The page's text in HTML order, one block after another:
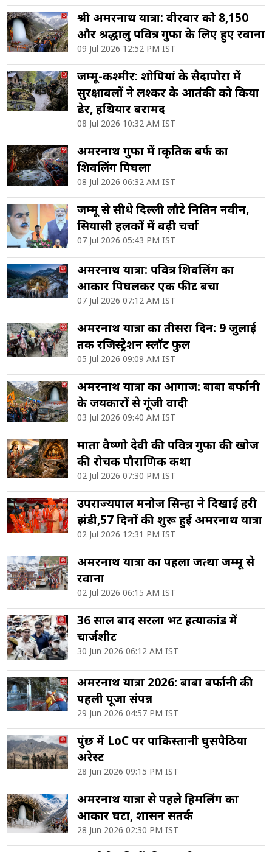
श्री अमरनाथ यात्रा: वीरवार को 8,150
और श्रद्धालु पवित्र गुफा के लिए हुए रवाना
09 Jul 2026 12:52 PM IST
जम्मू-कश्मीर: शोपियां के सैदापोरा में
सुरक्षाबलों ने लश्कर के आतंकी को किया
ढेर, हथियार बरामद
08 Jul 2026 10:32 AM IST
अमरनाथ गुफा में प्राकृतिक बर्फ का
शिवलिंग पिघला
08 Jul 2026 06:32 AM IST
जम्मू से सीधे दिल्ली लौटे नितिन नवीन,
सियासी हलकों में बढ़ी चर्चा
07 Jul 2026 05:43 PM IST
अमरनाथ यात्रा: पवित्र शिवलिंग का
आकार पिघलकर एक फीट बचा
07 Jul 2026 07:12 AM IST
अमरनाथ यात्रा का तीसरा दिन: 9 जुलाई
तक रजिस्ट्रेशन स्लॉट फुल
05 Jul 2026 09:09 AM IST
अमरनाथ यात्रा का आगाज: बाबा बर्फानी
के जयकारों से गूंजी वादी
03 Jul 2026 09:40 AM IST
माता वैष्णो देवी की पवित्र गुफा की खोज
की रोचक पौराणिक कथा
02 Jul 2026 07:30 PM IST
उपराज्यपाल मनोज सिन्हा ने दिखाई हरी
झंडी,57 दिनों की शुरू हुई अमरनाथ यात्रा
02 Jul 2026 12:31 PM IST
अमरनाथ यात्रा का पहला जत्था जम्मू से
रवाना
02 Jul 2026 06:15 AM IST
36 साल बाद सरला भट हत्याकांड में
चार्जशीट
30 Jun 2026 06:12 AM IST
अमरनाथ यात्रा 2026: बाबा बर्फानी की
पहली पूजा संपन्न
29 Jun 2026 04:57 PM IST
पुंछ में LoC पर पाकिस्तानी घुसपैठिया
अरेस्ट
28 Jun 2026 09:15 PM IST
अमरनाथ यात्रा से पहले हिमलिंग का
आकार घटा, प्रशासन सतर्क
28 Jun 2026 02:30 PM IST